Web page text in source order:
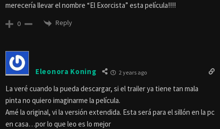
merecería llevar el nombre “El Exorcista” esta película!!!!
0 Reply
Eleonora Koning 2 years ago
La veré cuando la pueda descargar, si el trailer ya tiene tan mala
pinta no quiero imaginarme la película.
Amé la original, vi la versión extendida. Esta será para el sillón en la pc
en casa…por lo que leo es lo mejor